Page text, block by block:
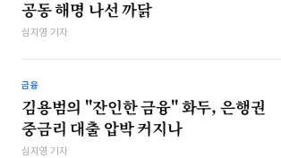
공동 해명 나선 까닭
심지영 기자
금융
김용범의 "잔인한 금융" 화두, 은행권
중금리 대출 압박 커지나
심지영 기자